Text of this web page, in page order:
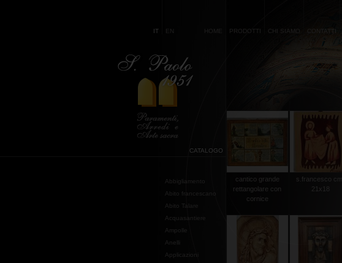
IT EN HOME PRODOTTI CHI SIAMO CONTATTI
CATALOGO
Abbigliamento
Abito francescano
Abito Talare
Acquasantiere
Ampolle
Anelli
Applicazioni
cantico grande
rettangolare con
cornice
s.francesco cm.
21x18